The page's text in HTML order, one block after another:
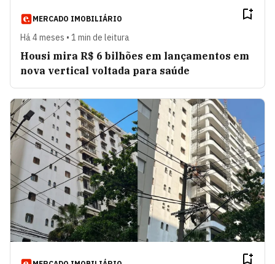
MERCADO IMOBILIÁRIO
Há 4 meses • 1 min de leitura
Housi mira R$ 6 bilhões em lançamentos em
nova vertical voltada para saúde